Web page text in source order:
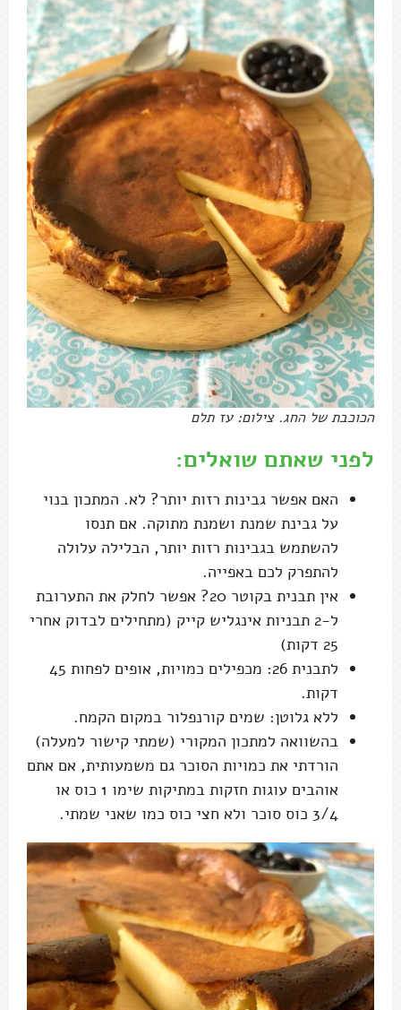
הכוכבת של החג. צילום: עז תלם
לפני שאתם שואלים:
האם אפשר גבינות רזות יותר? לא. המתכון בנוי
על גבינת שמנת ושמנת מתוקה. אם תנסו
להשתמש בגבינות רזות יותר, הבלילה עלולה
להתפרק לכם באפייה.
אין תבנית בקוטר 20? אפשר לחלק את התערובת
ל-2 תבניות אינגליש קייק (מתחילים לבדוק אחרי
25 דקות)
לתבנית 26: מכפילים כמויות, אופים לפחות 45
דקות.
ללא גלוטן: שמים קורנפלור במקום הקמח.
בהשוואה למתכון המקורי (שמתי קישור למעלה)
הורדתי את כמויות הסוכר גם משמעותית, אם אתם
אוהבים עוגות חזקות במתיקות שימו 1 כוס או
3/4 כוס סוכר ולא חצי כוס כמו שאני שמתי.